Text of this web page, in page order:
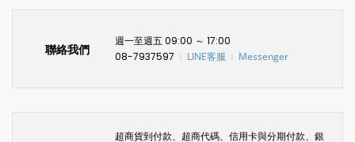
聯絡我們
週一至週五 09:00 ～ 17:00
08-7937597
LINE客服 Messenger
超商貨到付款、超商代碼、信用卡與分期付款、銀